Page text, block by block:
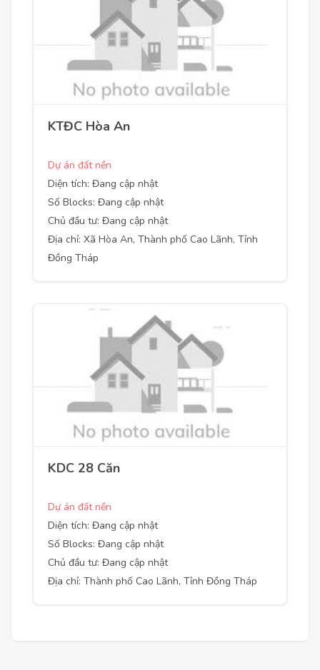
KTĐC Hòa An
Dự án đất nền
Diện tích: Đang cập nhật
Số Blocks: Đang cập nhật
Chủ đầu tư: Đang cập nhật
Địa chỉ: Xã Hòa An, Thành phố Cao Lãnh, Tỉnh
Đồng Tháp
KDC 28 Căn
Dự án đất nền
Diện tích: Đang cập nhật
Số Blocks: Đang cập nhật
Chủ đầu tư: Đang cập nhật
Địa chỉ: Thành phố Cao Lãnh, Tỉnh Đồng Tháp